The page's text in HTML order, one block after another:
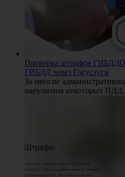
Проверка штрафов ГИБДД
ГИБДД через Госуслуги
За многие
нарушения некоторых